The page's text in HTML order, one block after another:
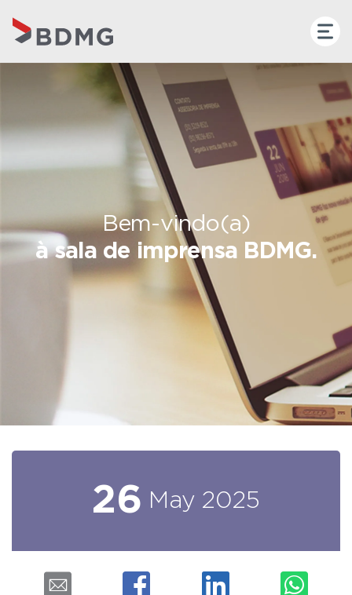
Bem-vindo(a)
à sala de imprensa BDMG.
26 May 2025